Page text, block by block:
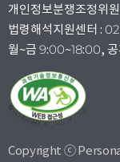
개인정보분쟁조정위
법령해석지원센터 :
월~금 9:00~18:00, 공
Copyright ⓒ